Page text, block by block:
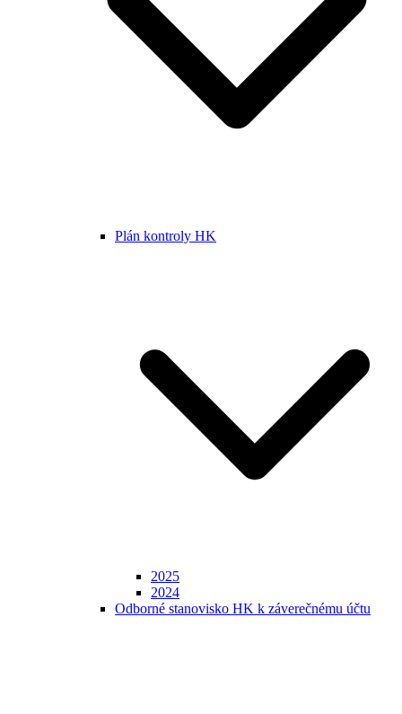
Plán kontroly HK
2025
2024
Odborné stanovisko HK k záverečnému účtu